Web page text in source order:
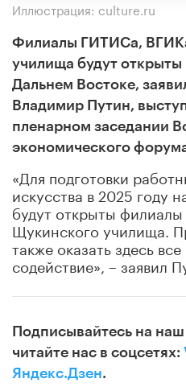
Иллюстрация: culture.ru
Филиалы ГИТИСа,
училища будут открыты
Дальнем Востоке,
Владимир Путин,
пленарном заседании
экономического
«Для подготовки
искусства в 2025 году
будут открыты
Щукинского училища.
также оказать здесь
содействие», – заявил
Подписывайтесь на наш
читайте нас в соцсетях:
Яндекс.Дзен.